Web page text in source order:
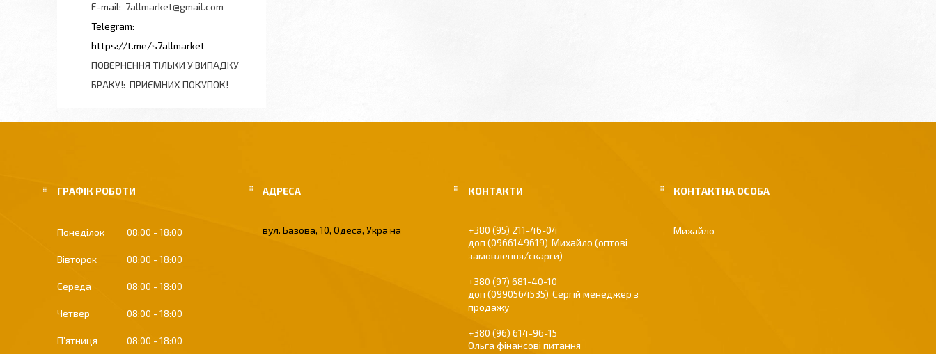
7allmarket@gmail.com
https://t.me/s7allmarket
ПОВЕРНЕННЯ ТІЛЬКИ У ВИПАДКУ
БРАКУ! ПРИЄМНИХ ПОКУПОК!
ГРАФІК РОБОТИ
Понеділок 08:00 18:00
Вівторок 08:00 18:00
Середа 08:00 18:00
Четвер 08:00 18:00
Пʼятниця 08:00 18:00
вул. Базова, 10, Одеса, Україна
+380 (95) 211-46-04
0966149619
Михайло (оптові
замовлення/скарги)
+380 (97) 681-40-10
0990564535
Сергій менеджер з
продажу
+380 (96) 614-96-15
Ольга фінансові питання
Михайло